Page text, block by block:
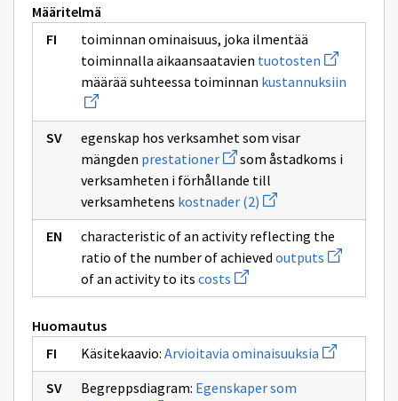
Määritelmä
toiminnan ominaisuus, joka ilmentää
toiminnalla aikaansaatavien tuotosten Avaa
uuden
ikkunan
määrää suhteessa toiminnan kustannuksiin
sivulle
egenskap hos verksamhet som visar
mängden prestationerAvaa
uuden
ikkunan
sivulle
prestationer
som åstadkoms i
verksamheten i förhållande till
verksamhetens kostnader (2) Avaa
uuden
ikkunan
sivulle
kostnader
(2)
characteristic of an activity reflecting the
ratio of the number of achieved outputs Avaa
uuden
sivulle
of an activity to its costs Avaa
uuden
ikkunan
Huomautus
Käsitekaavio: Arvioitavia ominaisuuksia Avaa
uuden
ikkunan
Begreppsdiagram: Egenskaper som